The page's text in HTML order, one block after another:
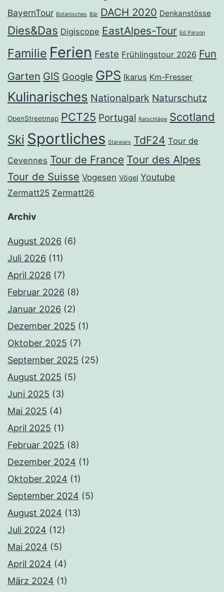
BayernTour Botanisches Bär DACH 2020 Denkanstösse
Dies&Das Digiscope EastAlpes-Tour Ed Parson
Familie Ferien Feste Frühlingstour 2026 Fun
Garten GIS Google GPS Ikarus Km-Fresser
Kulinarisches Nationalpark Naturschutz
OpenStreetmap PCT25 Portugal Ratschläge Scotland
Ski Sportliches Starwars TdF24 Tour de
Cevennes Tour de France Tour des Alpes
Tour de Suisse Vogesen Vögel Youtube
Zermatt25 Zermatt26
Archiv
August 2026 (6)
Juli 2026 (11)
April 2026 (7)
Februar 2026 (8)
Januar 2026 (2)
Dezember 2025 (1)
Oktober 2025 (7)
September 2025 (25)
August 2025 (5)
Juni 2025 (3)
Mai 2025 (4)
April 2025 (1)
Februar 2025 (8)
Dezember 2024 (1)
Oktober 2024 (1)
September 2024 (5)
August 2024 (13)
Juli 2024 (12)
Mai 2024 (5)
April 2024 (4)
März 2024 (1)